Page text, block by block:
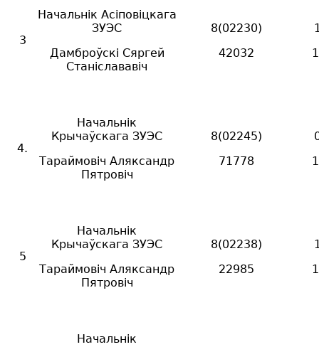
3
Начальнік Асіповіцкага
ЗУЭС
Дамброўскі Сяргей
Станіслававіч
8(02230)
42032
4.
Начальнік
Крычаўскага ЗУЭС
Тараймовіч Аляксандр
Пятровіч
8(02245)
71778
5
Начальнік
Крычаўскага ЗУЭС
Тараймовіч Аляксандр
Пятровіч
8(02238)
22985
Начальнік